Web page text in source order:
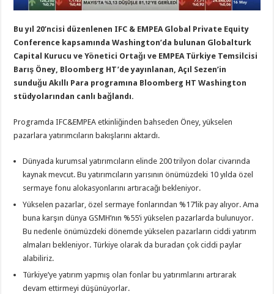
Bu yıl 20’ncisi düzenlenen IFC & EMPEA Global Private Equity
Conference kapsamında Washington’da bulunan Globalturk
Capital Kurucu ve Yönetici Ortağı ve EMPEA Türkiye Temsilcisi
Barış Öney, Bloomberg HT’de yayınlanan, Açıl Sezen’in
sunduğu Akıllı Para programına Bloomberg HT Washington
stüdyolarından canlı bağlandı.
Programda IFC&EMPEA etkinliğinden bahseden Öney, yükselen
pazarlara yatırımcıların bakışlarını aktardı.
Dünyada kurumsal yatırımcıların elinde 200 trilyon dolar civarında
kaynak mevcut. Bu yatırımcıların yarısının önümüzdeki 10 yılda özel
sermaye fonu alokasyonlarını artıracağı bekleniyor.
Yükselen pazarlar, özel sermaye fonlarından %17’lik pay alıyor. Ama
buna karşın dünya GSMH’nın %55’i yükselen pazarlarda bulunuyor.
Bu nedenle önümüzdeki dönemde yükselen pazarların ciddi yatırım
almaları bekleniyor. Türkiye olarak da buradan çok ciddi paylar
alabiliriz.
Türkiye’ye yatırım yapmış olan fonlar bu yatırımlarını artırarak
devam ettirmeyi düşünüyorlar.